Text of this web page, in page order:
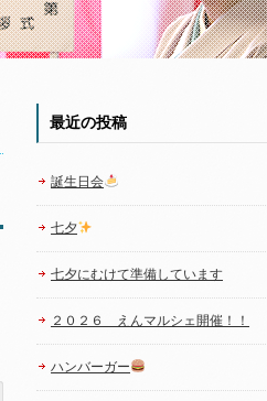
最近の投稿
誕生日会
七夕
七夕にむけて準備しています
２０２６ えんマルシェ開催！！
ハンバーガー